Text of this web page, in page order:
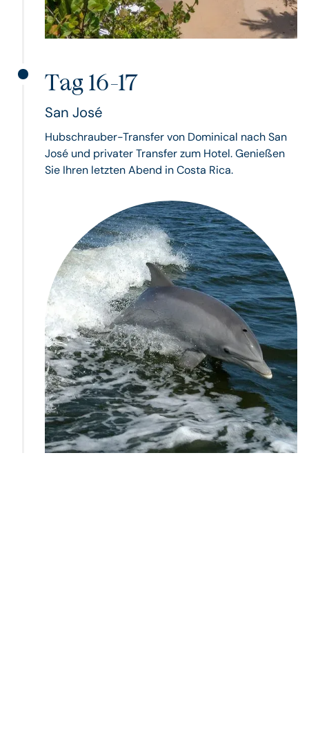
Tag 16-17
San José
Hubschrauber-Transfer von Dominical nach San
José und privater Transfer zum Hotel. Genießen
Sie Ihren letzten Abend in Costa Rica.